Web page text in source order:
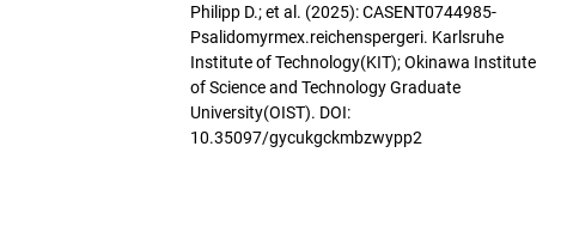
Philipp D.; et al. (2025): CASENT0744985-
Psalidomyrmex.reichenspergeri. Karlsruhe
Institute of Technology(KIT); Okinawa Institute
of Science and Technology Graduate
University(OIST). DOI:
10.35097/gycukgckmbzwypp2